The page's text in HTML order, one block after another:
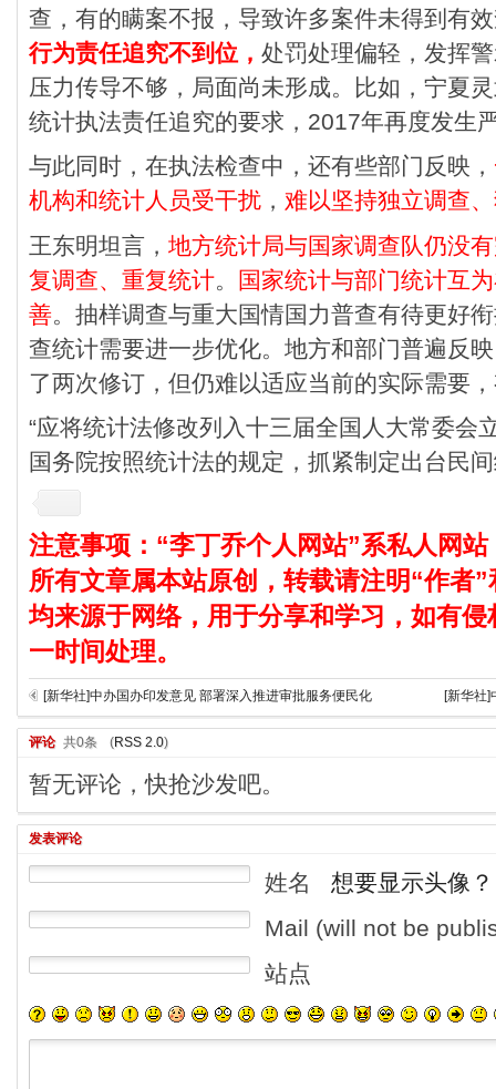
查，有的瞒案不报，导致许多案件未得到有
行为责任追究不到位， 处罚处理偏轻，发挥
压力传导不够，局面尚未形成。比如，宁夏
统计执法责任追究的要求，2017年再度发生
与此同时，在执法检查中，还有些部门反映，
机构和统计人员受干扰 ， 难以坚持独立调查
王东明坦言， 地方统计局与国家调查队仍没
复调查、重复统计。
国家统计与部门统计互
善。抽样调查与重大国情国力普查有待更好
查统计需要进一步优化。地方和部门普遍反
了两次修订，但仍难以适应当前的实际需要
“应将统计法修改列入十三届全国人大常委会
国务院按照统计法的规定，抓紧制定出台民
注意事项：“李丁乔个人网站”系私人网
所有文章属本站原创，转载请注明“作者
均来源于网络，用于分享和学习，如有
一时间处理。
[新华社]中办国办印发意见 部署深入推进审批服务便民化 [新华社
评论 共0条 (RSS 2.0)
暂无评论，快抢沙发吧。
发表评论
姓名
想要显示头像？
Mail (will not be
站点